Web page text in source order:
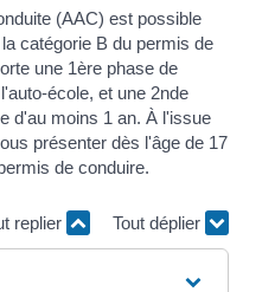
(AAC) est possible
catégorie B du permis de
une 1ère phase de
école, et une 2nde
d'au moins 1 an. À l'issue
présenter dès l'âge de 17
de conduire.
replier Tout déplier